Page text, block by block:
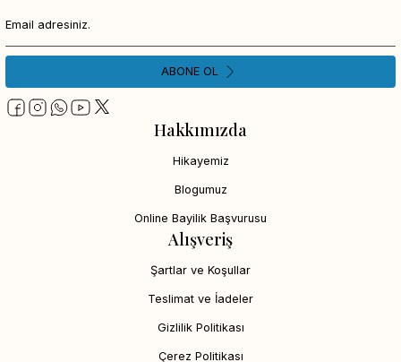
Hakkımızda
Hikayemiz
Blogumuz
Online Bayilik Başvurusu
Alışveriş
Şartlar ve Koşullar
Teslimat ve İadeler
Gizlilik Politikası
Çerez Politikası
ABONE OL